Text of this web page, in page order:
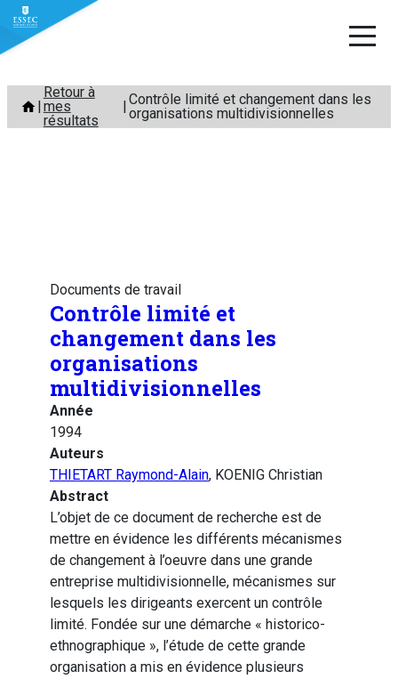
Aller
contenu
Retour à
mes
résultats
Contrôle limité et changement dans les
organisations multidivisionnelles
Documents de travail
Contrôle limité et
changement dans les
organisations
multidivisionnelles
Année
1994
Auteurs
THIETART Raymond-Alain, KOENIG Christian
Abstract
L’objet de ce document de recherche est de
mettre en évidence les différents mécanismes
de changement à l’oeuvre dans une grande
entreprise multidivisionnelle, mécanismes sur
lesquels les dirigeants exercent un contrôle
limité. Fondée sur une démarche « historico-
ethnographique », l’étude de cette grande
organisation a mis en évidence plusieurs